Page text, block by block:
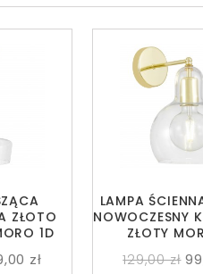
ZŁOTO
1D
zł
LAMPA
NOWOCZESNY
ZŁOTY
129,00 zł